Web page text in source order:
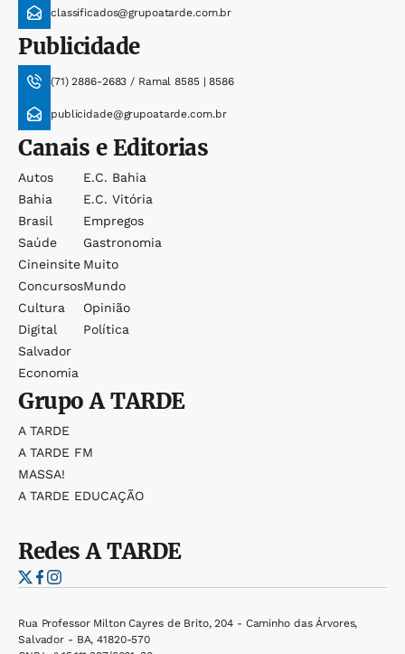
classificados@grupoatarde.com.br
Publicidade
(71) 2886-2683 / Ramal 8585 | 8586
publicidade@grupoatarde.com.br
Canais e Editorias
Autos
Bahia
Brasil
Saúde
Cineinsite
Concursos
Cultura
Digital
Salvador
Economia
E.c. Bahia
E.c. Vitória
Empregos
Gastronomia
Muito
Mundo
Opinião
Política
GrupoA TARDE
A TARDE
A TARDE FM
MASSA!
A TARDE EDUCAÇÃO
RedesA TARDE
Rua Professor Milton Cayres de Brito, 204 - Caminho das Árvores,
Salvador - BA, 41820-570